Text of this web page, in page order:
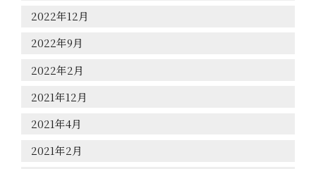
2022年12月
2022年9月
2022年2月
2021年12月
2021年4月
2021年2月